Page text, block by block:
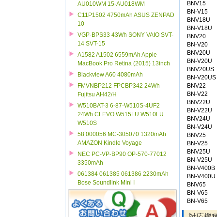
AU010WM 15-AU018WM
C11P1502 4750mAh ASUS ZENPAD
10
VGP-BPS33 43Wh SONY VAIO SVT-
14 SVT-15
A1582 A1502 6559mAh Apple
MacBook Pro Retina (2015) 13inch
Blackview A60 4080mAh
FMVNBP212 FPCBP342 24Wh
Fujitsu AH42/H
W510BAT-3 6-87-W510S-4UF2
24Wh CLEVO W515LU W510LU
W510S
58 000056 MC-305070 1320mAh
AMAZON Kindle Voyage
NEC PC-VP-BP90 OP-570-77012
3350mAh
061384 061385 061386 2230mAh
Bose Soundlink Mini I
BNV15
BN-V15
BNV18U
BN-V18U
BNV20
BN-V20
BNV20U
BN-V20U
BNV20US
BN-V20US
BNV22
BN-V22
BNV22U
BN-V22U
BNV24U
BN-V24U
BNV25
BN-V25
BNV25U
BN-V25U
BN-V400B
BN-V400U
BNV65
BN-V65
BN-V65